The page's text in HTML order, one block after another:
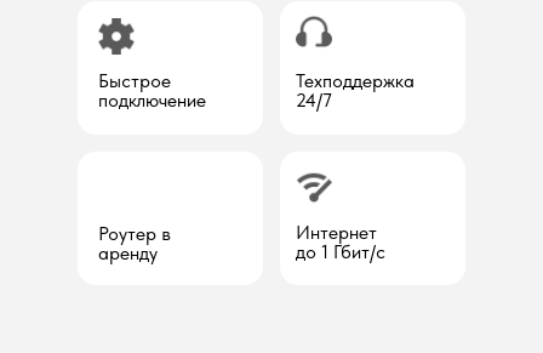
Быстрое
подключение
Техподдержка
24/7
Роутер в
аренду
Интернет
до 1 Гбит/с